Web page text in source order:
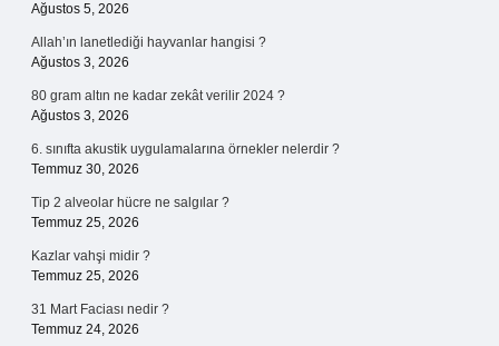
Ağustos 5, 2026
Allah’ın lanetlediği hayvanlar hangisi ?
Ağustos 3, 2026
80 gram altın ne kadar zekât verilir 2024 ?
Ağustos 3, 2026
6. sınıfta akustik uygulamalarına örnekler nelerdir ?
Temmuz 30, 2026
Tip 2 alveolar hücre ne salgılar ?
Temmuz 25, 2026
Kazlar vahşi midir ?
Temmuz 25, 2026
31 Mart Faciası nedir ?
Temmuz 24, 2026